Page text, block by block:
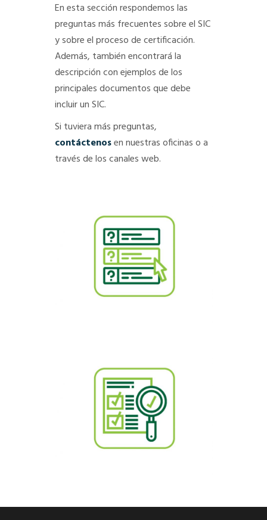
En esta sección respondemos las
preguntas más frecuentes sobre el SIC
y sobre el proceso de certificación.
Además, también encontrará la
descripción con ejemplos de los
principales documentos que debe
incluir un SIC.
Si tuviera más preguntas,
contáctenosen nuestras oficinas o a
través de los canales web.